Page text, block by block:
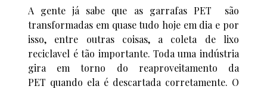
A gente já sabe que as garrafas PET são
transformadas em quase tudo hoje em dia e por
isso, entre outras coisas, a coleta de lixo
reciclavel é tão importante. Toda uma indústria
gira em torno do reaproveitamento da
PET quando ela é descartada corretamente. O